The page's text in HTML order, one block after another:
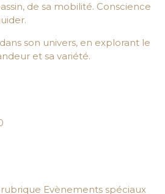
de sa mobilité. Conscience
son univers, en explorant le
et sa variété.
Evènements spéciaux